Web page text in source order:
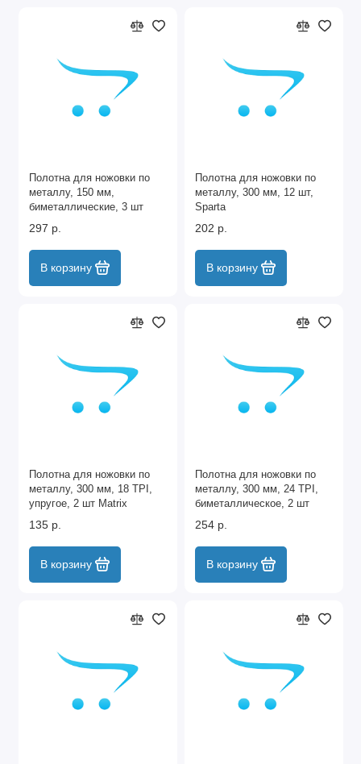
Полотна для ножовки по
металлу, 150 мм,
биметаллические, 3 шт
Matrix
297 р.
В корзину
Полотна для ножовки по
металлу, 300 мм, 12 шт,
Sparta
202 р.
В корзину
Полотна для ножовки по
металлу, 300 мм, 18 TPI,
упругое, 2 шт Matrix
135 р.
В корзину
Полотна для ножовки по
металлу, 300 мм, 24 TPI,
биметаллическое, 2 шт
Matrix
254 р.
В корзину